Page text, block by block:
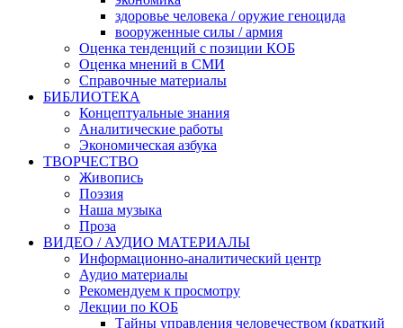
здоровье человека / оружие геноцида
вооруженные силы / армия
Оценка тенденций с позиции КОБ
Оценка мнений в СМИ
Справочные материалы
БИБЛИОТЕКА
Концептуальные знания
Аналитические работы
Экономическая азбука
ТВОРЧЕСТВО
Живопись
Поэзия
Наша музыка
Проза
ВИДЕО / АУДИО МАТЕРИАЛЫ
Информационно-аналитический центр
Аудио материалы
Рекомендуем к просмотру
Лекции по КОБ
Тайны управления человечеством (краткий